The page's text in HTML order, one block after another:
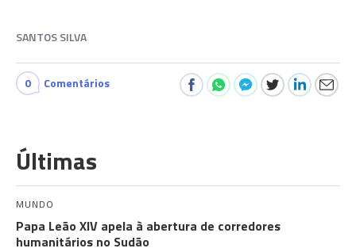
SANTOS SILVA
0 Comentários
Últimas
MUNDO
Papa Leão XIV apela à abertura de corredores
humanitários no Sudão